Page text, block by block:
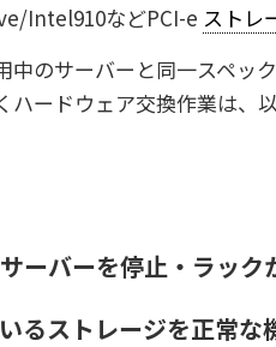
Intel910などPCI-e ストレ
中のサーバーと同一スペッ
ハードウェア交換作業は、
ーバーを停止・ラック
るストレージを正常な